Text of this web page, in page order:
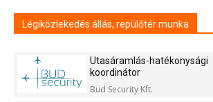
Légiközlekedés állás, repülőtér munka
Utasáramlás-hatékonysági
koordinátor
Bud Security Kft.